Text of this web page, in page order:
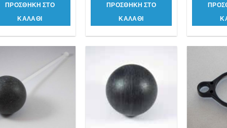
ΠΡΟΣΘΗΚΗ ΣΤΟ
ΚΑΛΑΘΙ
ΠΡΟΣΘΗΚΗ ΣΤΟ
ΚΑΛΑΘΙ
Προσθήκη
στη λίστα
επιθυμιών